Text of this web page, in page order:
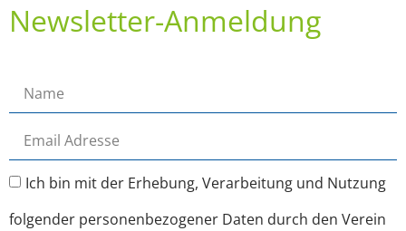
Newsletter-Anmeldung
Ich bin mit der Erhebung, Verarbeitung und Nutzung
folgender personenbezogener Daten durch den Verein